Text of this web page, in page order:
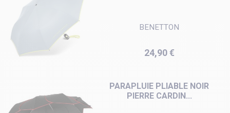
BENETTON
Prix
24,90 €
PARAPLUIE PLIABLE NOIR
PIERRE CARDIN...